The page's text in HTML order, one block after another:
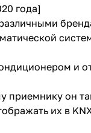
года]
и
приемнику он
их в